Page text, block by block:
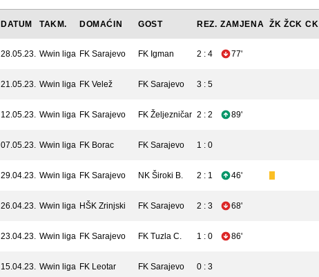
DATUM TAKM. DOMAĆIN GOST REZ. ZAMJENA ŽK ŽCK CK
28.05.23. Wwin liga FK Sarajevo FK Igman 2 : 4 77'
21.05.23. Wwin liga FK Velež FK Sarajevo 3 : 5
12.05.23. Wwin liga FK Sarajevo FK Željezničar 2 : 2 89'
07.05.23. Wwin liga FK Borac FK Sarajevo 1 : 0
29.04.23. Wwin liga FK Sarajevo NK Široki B. 2 : 1 46'
26.04.23. Wwin liga HŠK Zrinjski FK Sarajevo 2 : 3 68'
23.04.23. Wwin liga FK Sarajevo FK Tuzla C. 1 : 0 86'
15.04.23. Wwin liga FK Leotar FK Sarajevo 0 : 3